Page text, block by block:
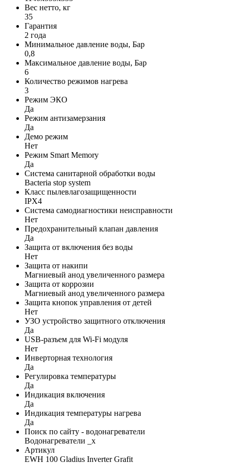
Вес нетто, кг
35
Гарантия
2 года
Минимальное давление воды, Бар
0,8
Максимальное давление воды, Бар
6
Количество режимов нагрева
3
Режим ЭКО
Да
Режим антизамерзания
Да
Демо режим
Нет
Режим Smart Memory
Да
Система санитарной обработки воды
Bacteria stop system
Класс пылевлагозащищенности
IPX4
Система самодиагностики неисправности
Нет
Предохранительный клапан давления
Да
Защита от включения без воды
Нет
Защита от накипи
Магниевый анод увеличенного размера
Защита от коррозии
Магниевый анод увеличенного размера
Защита кнопок управления от детей
Нет
УЗО устройство защитного отключения
Да
USB-разъем для Wi-Fi модуля
Нет
Инверторная технология
Да
Регулировка температуры
Да
Индикация включения
Да
Индикация температуры нагрева
Да
Поиск по сайту - водонагреватели
Водонагреватели _x
Артикул
EWH 100 Gladius Inverter Grafit